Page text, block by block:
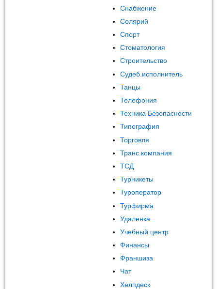
Снабжение
Солярий
Спорт
Стоматология
Строительство
Судеб.исполнитель
Танцы
Телефония
Техника Безопасности
Типография
Торговля
Транс.компания
ТСД
Турникеты
Туроператор
Турфирма
Удаленка
Учебный центр
Финансы
Франшиза
Чат
Хелпдеск